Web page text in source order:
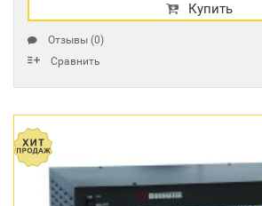
Купить
Отзывы (0)
Сравнить